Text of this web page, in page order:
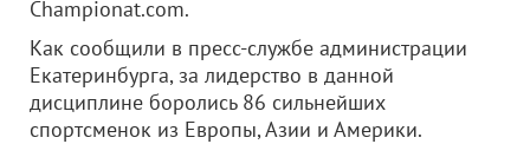
Championat.com.
Как сообщили в пресс-службе администрации
Екатеринбурга, за лидерство в данной
дисциплине боролись 86 сильнейших
спортсменок из Европы, Азии и Америки.